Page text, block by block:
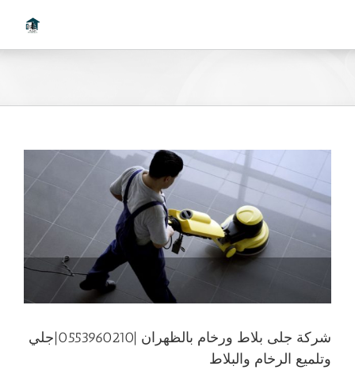
شركة جلى بلاط ورخام بالظهران |0553960210|جلي
وتلميع الرخام والبلاط